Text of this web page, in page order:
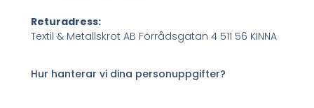
Returadress:
Textil & Metallskrot AB Förrådsgatan 4 511 56 KINNA
Hur hanterar vi dina personuppgifter?